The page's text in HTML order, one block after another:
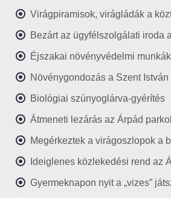
Virágpiramisok, virágládák a
Bezárt az ügyfélszolgálati iroda
Éjszakai növényvédelmi munkák
Növénygondozás a Szent István
Biológiai szúnyoglárva-gyérítés
Átmeneti lezárás az Árpád
Megérkeztek a virágoszlopok a
Ideiglenes közlekedési rend az
Gyermeknapon nyit a „vizes”